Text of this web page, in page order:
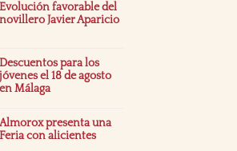
Evolución favorable del
novillero Javier Aparicio
Descuentos para los
jóvenes el 18 de agosto
en Málaga
Almorox presenta una
Feria con alicientes